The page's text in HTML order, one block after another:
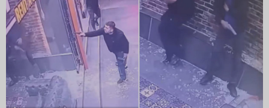
Ayhan Barut: "Sıcaklar yaşam hakkını tehdit
ediyor"